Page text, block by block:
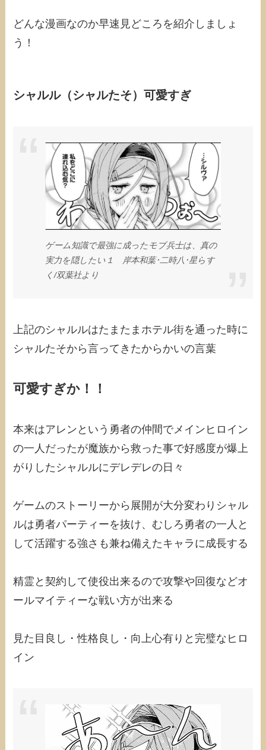
どんな漫画なのか早速見どころを紹介しましょ
う！
シャルル（シャルたそ）可愛すぎ
ゲーム知識で最強に成ったモブ兵士は、真の
実力を隠したい１ 岸本和葉･二時八･星らす
く/‎双葉社より
上記のシャルルはたまたまホテル街を通った時に
シャルたそから言ってきたからかいの言葉
可愛すぎか！！
本来はアレンという勇者の仲間でメインヒロイン
の一人だったが魔族から救った事で好感度が爆上
がりしたシャルルにデレデレの日々
ゲームのストーリーから展開が大分変わりシャル
ルは勇者パーティーを抜け、むしろ勇者の一人と
して活躍する強さも兼ね備えたキャラに成長する
精霊と契約して使役出来るので攻撃や回復などオ
ールマイティーな戦い方が出来る
見た目良し・性格良し・向上心有りと完璧なヒロ
イン